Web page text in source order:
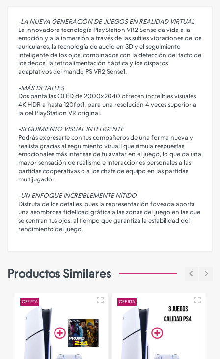
-LA NUEVA GENERACIÓN DE JUEGOS EN REALIDAD VIRTUAL
La innovadora tecnología PlayStation VR2 Sense da vida a la
emoción y a la inmersión a través de las sutiles vibraciones de los
auriculares, la tecnología de audio en 3D y el seguimiento
inteligente de los ojos, combinados con la detección del tacto de
los dedos, la retroalimentación háptica y los disparos
adaptativos del mando PS VR2 Sense1.
-MÁS DETALLES
Dos pantallas OLED de 2000x2040 ofrecen increíbles visuales
4K HDR a hasta 120fps1, para una resolución 4 veces superior a
la del PlayStation VR original.
-SEGUIMIENTO VISUAL INTELIGENTE
Podrás expresarte con tus compañeros de una forma nueva y
realista gracias al seguimiento visual1 que simula respuestas
emocionales más intensas de tu avatar en el juego, lo que da una
mayor sensación de realismo e interacciones personales a las
partidas cooperativas o a los chats de equipo en las partidas
multijugador.
-UN ENFOQUE INCREIBLEMENTE NÍTIDO
Disfruta de los detalles, pues la representación foveada aporta
una asombrosa fidelidad gráfica a las zonas del juego en las que
se centran tus ojos, al tiempo que garantiza la estabilidad del
rendimiento del juego.
Productos Similares
OFERTA OFERTA